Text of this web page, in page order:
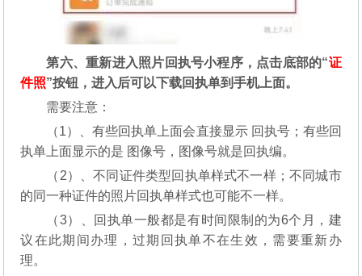
第六、重新进入照片回执号小程序，点击底部的“证
件照”按钮，进入后可以下载回执单到手机上面。
需要注意：
（1）、有些回执单上面会直接显示 回执号；有些回
执单上面显示的是 图像号，图像号就是回执编。
（2）、不同证件类型回执单样式不一样；不同城市
的同一种证件的照片回执单样式也可能不一样。
（3）、回执单一般都是有时间限制的为6个月，建
议在此期间办理，过期回执单不在生效，需要重新办
理。